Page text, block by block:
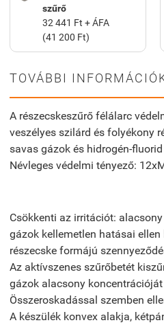
szűrő
32 441 Ft + ÁFA
(41 200 Ft)
TOVÁBBI
A részecskeszűrő félálarc
veszélyes szilárd és folyékony
savas gázok és hidrogén-
Névleges védelmi tényező:
Csökkenti az irritációt:
gázok kellemetlen hatásai
részecske formájú
Az aktívszenes szűrőbetét
gázok alacsony koncentrációját
Összeroskadással szemben
A készülék konvex alakja,